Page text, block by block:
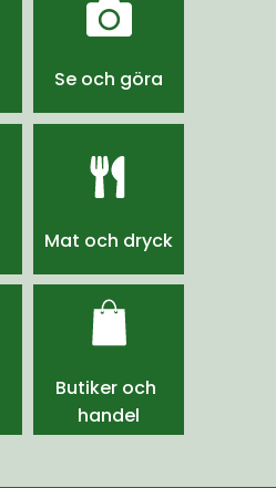
Se och göra
Mat och dryck
Butiker och
handel